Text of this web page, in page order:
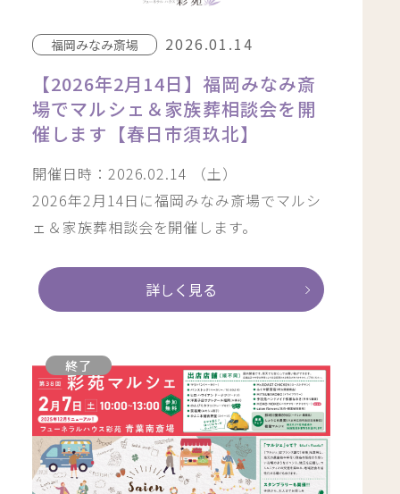
福岡みなみ斎場 2026.01.14
【2026年2月14日】福岡みなみ斎
場でマルシェ＆家族葬相談会を開
催します【春日市須玖北】
開催日時：2026.02.14 （土）
2026年2月14日に福岡みなみ斎場でマルシ
ェ＆家族葬相談会を開催します。
詳しく見る
終了